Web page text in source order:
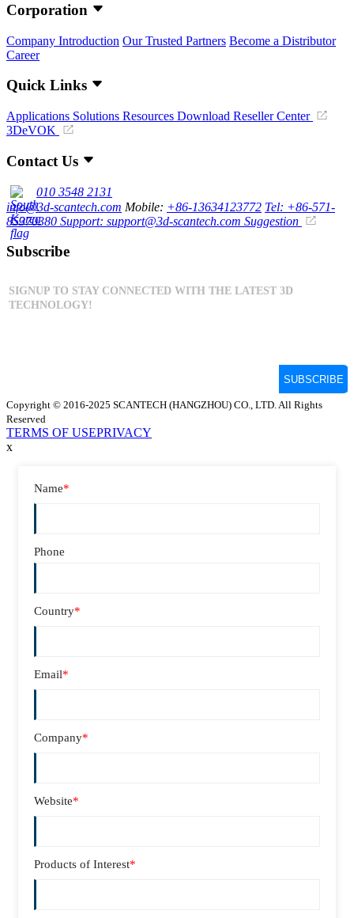
Corporation
Company Introduction Our Trusted Partners Become a Distributor
Career
Quick Links
Applications Solutions Resources Download Reseller Center
3DeVOK
Contact Us
010 3548 2131
info@3d-scantech.com Mobile: +86-13634123772 Tel: +86-571-
85370380 Support: support@3d-scantech.com Suggestion
Subscribe
Copyright © 2016-2025 SCANTECH (HANGZHOU) CO., LTD. All Rights
Reserved
TERMS OF USEPRIVACY
x
Name*
Phone
Country*
Email*
Company*
Website*
Products of Interest*